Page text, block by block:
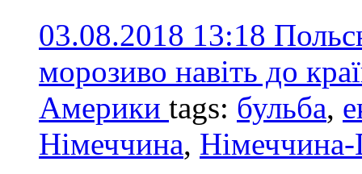
03.08.2018 13:18
морозиво навіть до
Америки tags: бульба,
Німеччина,